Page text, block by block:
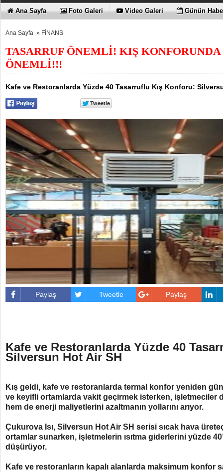
06:13 |FUJİTSU'DAN YENİ RENK
Ana Sayfa Foto Galeri Video Galeri Günün
Ana Sayfa » FİNANS
TASARRUF ÖNEMLİ! KIŞ
ÖNEMLİ!!!
Kafe ve Restoranlarda Yüzde 40 Tasarruflu Kış Konforu:
Paylaş Tweetle Paylaş
Kafe ve Restoranlarda Yüzde 40
Silversun Hot Air SH
Kış geldi, kafe ve restoranlarda termal konfor yeniden
ve keyifli ortamlarda vakit geçirmek isterken, işletmeciler
hem de enerji maliyetlerini azaltmanın yollarını arıyor.
Çukurova Isı, Silversun Hot Air SH serisi sıcak hava
ortamlar sunarken, işletmelerin ısıtma giderlerini yüzde
düşürüyor.
Kafe ve restoranların kapalı alanlarda maksimum konfor